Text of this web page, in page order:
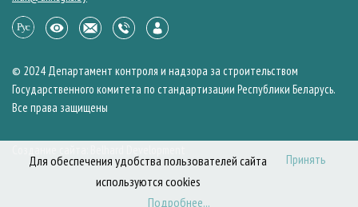
© 2024 Департамент контроля и надзора за строительством
Государственного комитета по стандартизации Республики Беларусь.
Все права защищены
Принять
Для обеспечения удобства пользователей сайта
используются cookies
Подробнее...